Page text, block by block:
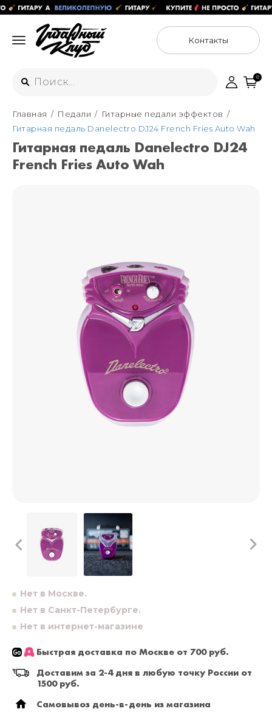
Контакты
Интернет-магазин
+7 (925) 125-54-44
Москва
+7 (925) 176-55-65
+7 (999) 213-51-93
0
Главная Педали
Гитарные педали эффектов
Гитарная педаль Danelectro DJ24 French Fries Auto Wah
Гитарная педаль Danelectro DJ24
French Fries Auto Wah
Нет в Москве.
Нет в Санкт-Петербурге.
Нет в интернет-магазине
Быстрая доставка по Москве от 700 руб.
Доставим за 2-4 дня в любую точку России от
1500 руб.
Самовывоз день-в-день из магазина